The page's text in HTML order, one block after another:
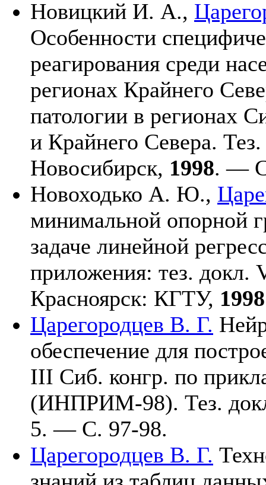
Новицкий И. А.,
Особенности
реагирования среди
регионах Крайнего
патологии в регионах
и Крайнего Севера.
Новосибирск, 1998. —
Новоходько А. Ю.,
минимальной опорной
задаче линейной
приложения: тез.
Красноярск: КГТУ, 1998
Царегородцев В. Г.
обеспечение для
III Сиб. конгр. по
(ИНПРИМ-98). Тез.
5. — C. 97-98.
Царегородцев В. Г.